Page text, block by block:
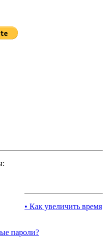
• Как увеличить время
пароли?